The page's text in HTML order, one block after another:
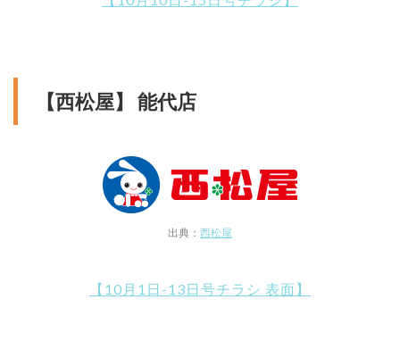
【西松屋】 能代店
出典： 西松屋
【10月1日-13日号チラシ 表面】